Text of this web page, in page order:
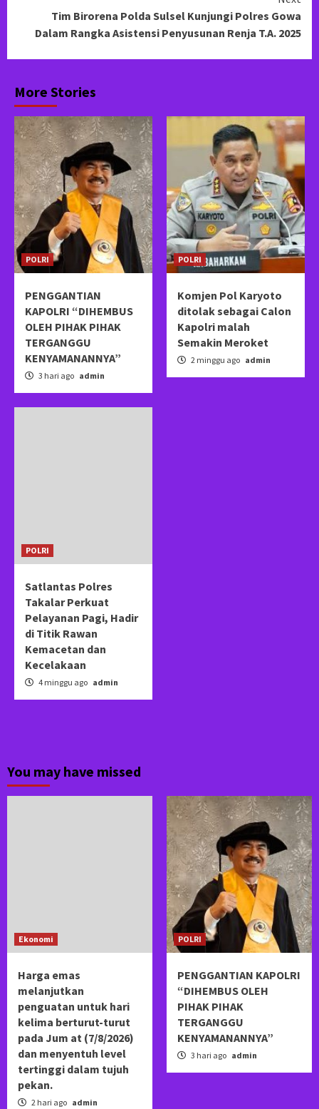
Tim Birorena Polda Sulsel Kunjungi Polres Gowa
Dalam Rangka Asistensi Penyusunan Renja T.A. 2025
More Stories
POLRI
PENGGANTIAN
KAPOLRI “DIHEMBUS
OLEH PIHAK PIHAK
TERGANGGU
KENYAMANANNYA”
3 hari ago admin
POLRI
Komjen Pol Karyoto
ditolak sebagai Calon
Kapolri malah
Semakin Meroket
2 minggu ago admin
POLRI
Satlantas Polres
Takalar Perkuat
Pelayanan Pagi, Hadir
di Titik Rawan
Kemacetan dan
Kecelakaan
4 minggu ago admin
You may have missed
Ekonomi
Harga emas
melanjutkan
penguatan untuk hari
kelima berturut-turut
pada Jum at (7/8/2026)
dan menyentuh level
tertinggi dalam tujuh
pekan.
2 hari ago admin
POLRI
PENGGANTIAN KAPOLRI
“DIHEMBUS OLEH
PIHAK PIHAK
TERGANGGU
KENYAMANANNYA”
3 hari ago admin